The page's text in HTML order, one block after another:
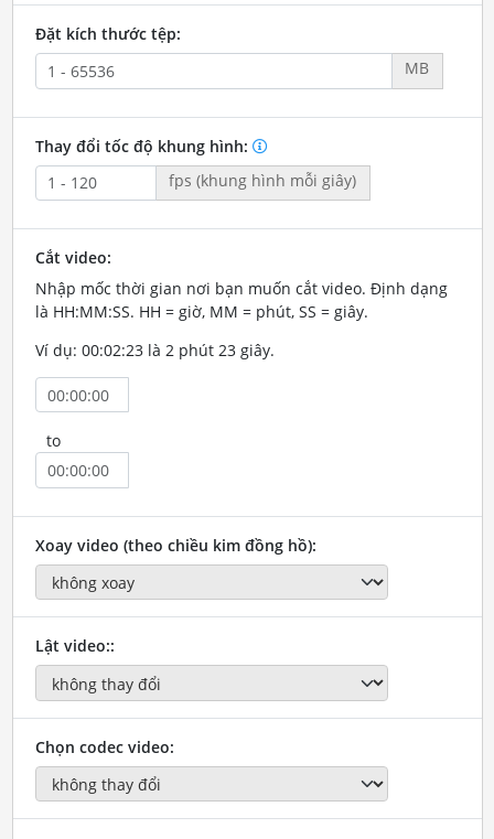
Đặt kích thước tệp:
MB
Thay đổi tốc độ khung hình:
fps (khung hình mỗi giây)
Cắt video:
Nhập mốc thời gian nơi bạn muốn cắt video. Định dạng
là HH:MM:SS. HH = giờ, MM = phút, SS = giây.
Ví dụ: 00:02:23 là 2 phút 23 giây.
to
Xoay video (theo chiều kim đồng hồ):
Lật video::
Chọn codec video: